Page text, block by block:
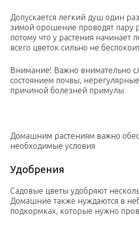
Допускается легкий душ один
зимой орошение проводят пару
потому что у растения начинает
всего цветок сильно не
Внимание! Важно внимательно
состоянием почвы,
причиной болезней примулы
Домашним растениям важно
необходимые условия
Удобрения
Садовые цветы удобряют
Домашние также нуждаются в
подкормках, которые нужно